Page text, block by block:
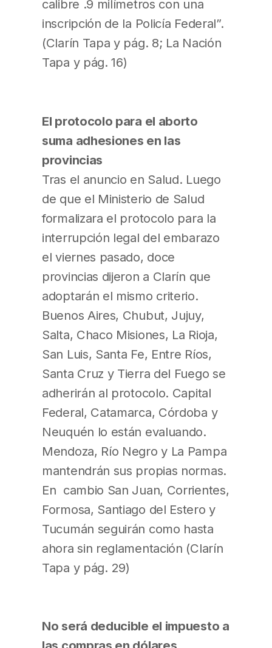
calibre .9 milímetros con una
inscripción de la Policía Federal”.
(Clarín Tapa y pág. 8; La Nación
Tapa y pág. 16)
El protocolo para el aborto
suma adhesiones en las
provincias
Tras el anuncio en Salud. Luego
de que el Ministerio de Salud
formalizara el protocolo para la
interrupción legal del embarazo
el viernes pasado, doce
provincias dijeron a Clarín que
adoptarán el mismo criterio.
Buenos Aires, Chubut, Jujuy,
Salta, Chaco Misiones, La Rioja,
San Luis, Santa Fe, Entre Ríos,
Santa Cruz y Tierra del Fuego se
adherirán al protocolo. Capital
Federal, Catamarca, Córdoba y
Neuquén lo están evaluando.
Mendoza, Río Negro y La Pampa
mantendrán sus propias normas.
En cambio San Juan, Corrientes,
Formosa, Santiago del Estero y
Tucumán seguirán como hasta
ahora sin reglamentación (Clarín
Tapa y pág. 29)
No será deducible el impuesto a